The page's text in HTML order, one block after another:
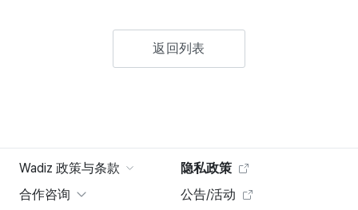
返回列表
Wadiz 政策与条款
隐私政策
合作咨询
公告/活动